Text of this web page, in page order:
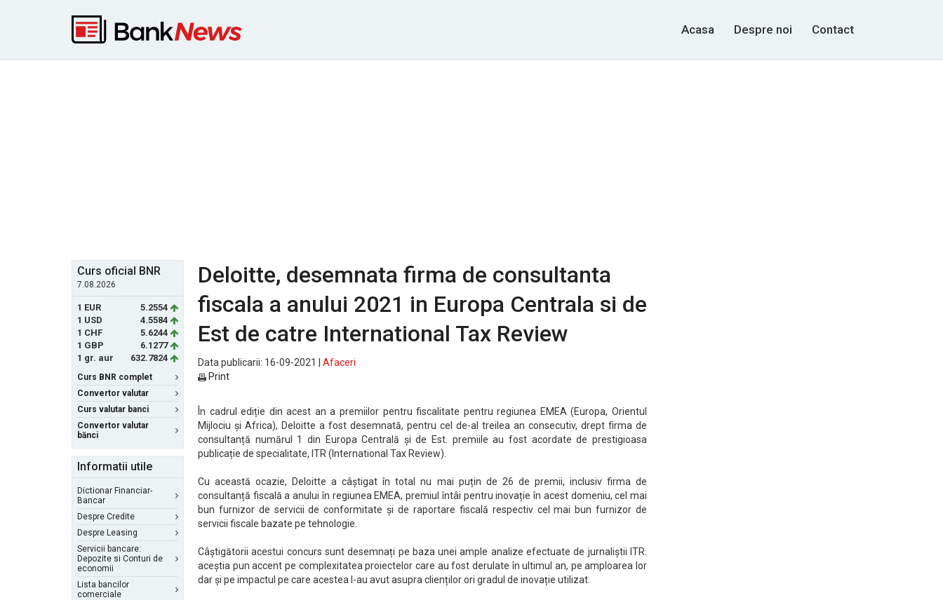
Acasa Despre noi Contact
Curs oficial BNR
7.08.2026
1 EUR
5.2554
1 USD
4.5584
1 CHF
5.6244
1 GBP
6.1277
1 gr. aur
632.7824
Curs BNR complet
Convertor valutar
Curs valutar banci
Convertor valutar
bănci
Informatii utile
Dictionar Financiar-
Bancar
Despre Credite
Despre Leasing
Servicii bancare:
Depozite si Conturi de
economii
Lista bancilor
comerciale
Deloitte, desemnata firma de consultanta
fiscala a anului 2021 in Europa Centrala si de
Est de catre International Tax Review
Data publicarii: 16-09-2021 | Afaceri
Print
În cadrul ediție din acest an a premiilor pentru fiscalitate pentru regiunea EMEA (Europa, Orientul
Mijlociu și Africa), Deloitte a fost desemnată, pentru cel de-al treilea an consecutiv, drept firma de
consultanță numărul 1 din Europa Centrală și de Est. premiile au fost acordate de prestigioasa
publicație de specialitate, ITR (International Tax Review).
Cu această ocazie, Deloitte a câștigat în total nu mai puțin de 26 de premii, inclusiv firma de
consultanță fiscală a anului în regiunea EMEA, premiul întâi pentru inovație în acest domeniu, cel mai
bun furnizor de servicii de conformitate și de raportare fiscală respectiv cel mai bun furnizor de
servicii fiscale bazate pe tehnologie.
Câștigătorii acestui concurs sunt desemnați pe baza unei ample analize efectuate de jurnaliștii ITR.
aceștia pun accent pe complexitatea proiectelor care au fost derulate în ultimul an, pe amploarea lor
dar și pe impactul pe care acestea l-au avut asupra clienților ori gradul de inovație utilizat.